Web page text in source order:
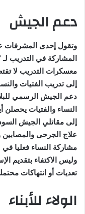
دعم الجيش
وتقول إحدى المشرفات
معسكرات التدريب لا
إلى تدريب الفتيات
دعم الجيش الرسمي
النساء والفتيات يحصلن
إلى مقاتلي الجيش
علاج الجرحى
مشاركة النساء فعليا
وليس الاكتفاء بتقديم
تعديات أو انتهاكات
الولاء للأبناء